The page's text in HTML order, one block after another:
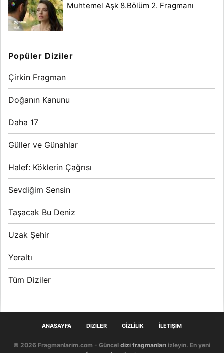
Muhtemel Aşk 8.Bölüm 2. Fragmanı
Popüler Diziler
Çirkin Fragman
Doğanın Kanunu
Daha 17
Güller ve Günahlar
Halef: Köklerin Çağrısı
Sevdiğim Sensin
Taşacak Bu Deniz
Uzak Şehir
Yeraltı
Tüm Diziler
ANASAYFA DIZILER GIZLILIK İLETIŞIM
© 2026 Fragmanlarim.com - Güncel dizi fragmanları izleyin. En yeni